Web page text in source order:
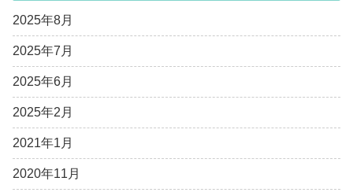
2025年8月
2025年7月
2025年6月
2025年2月
2021年1月
2020年11月